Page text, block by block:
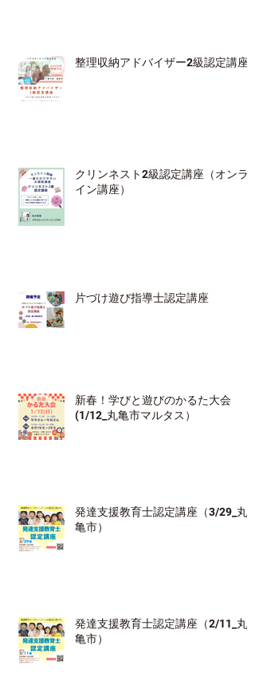
整理収納アドバイザー2級認定講座
クリンネスト2級認定講座（オンラ
イン講座）
片づけ遊び指導士認定講座
新春！学びと遊びのかるた大会
(1/12_丸亀市マルタス）
発達支援教育士認定講座（3/29_丸
亀市）
発達支援教育士認定講座（2/11_丸
亀市）